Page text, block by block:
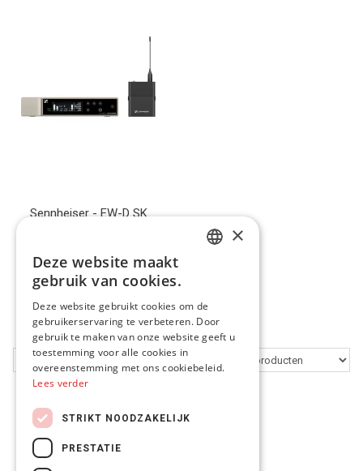
Sennheiser - EW-D SK
ENGLISH
×
Deze website maakt
gebruik van cookies.
Deze website gebruikt cookies om de
gebruikerservaring te verbeteren. Door
gebruik te maken van onze website geeft u
toestemming voor alle cookies in
overeenstemming met ons cookiebeleid.
Lees verder
STRIKT NOODZAKELIJK
PRESTATIE